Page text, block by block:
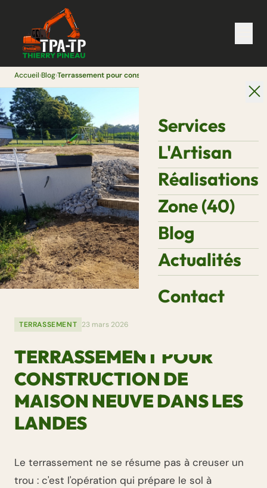
Services
L'Artisan
Réalisations
Zone (40)
Blog
Actualités
Contact
Accueil›Blog›
TERRASSEMENT 23 mars 2026
TERRASSEMENT POUR
CONSTRUCTION DE
MAISON NEUVE DANS LES
LANDES
Le terrassement ne se résume pas à creuser un
trou : c'est l'opération qui prépare le sol à